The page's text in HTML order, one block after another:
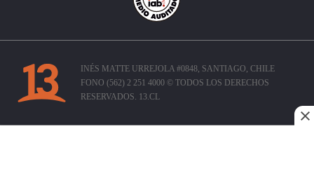
INÉS MATTE URREJOLA #0848, SANTIAGO, CHILE
FONO (562) 2 251 4000 © TODOS LOS DERECHOS
RESERVADOS. 13.CL